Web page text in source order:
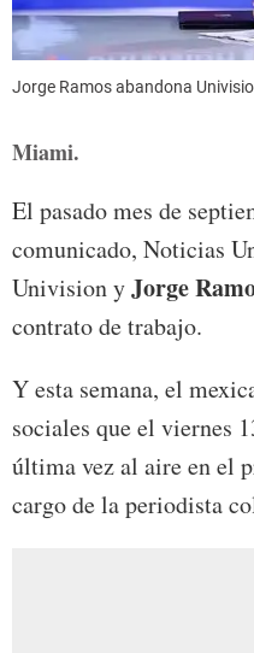
Jorge Ramos abandona
Miami.
El pasado mes de
comunicado, Noticias
Univision yJorge
contrato de trabajo.
Y esta semana, el
sociales que el viernes
última vez al aire en el
cargo de la periodista